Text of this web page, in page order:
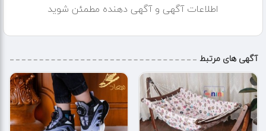
اطلاعات آگهی و آگهی دهنده مطمئن شوید
آگهی های مرتبط